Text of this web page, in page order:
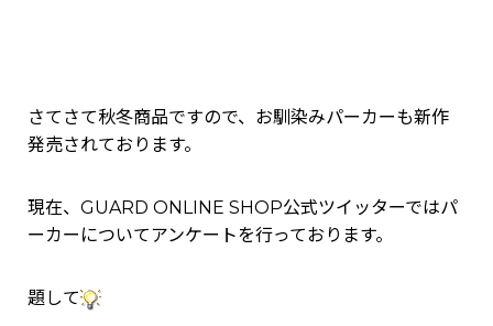
さてさて秋冬商品ですので、お馴染みパーカーも新作
発売されております。
現在、GUARD ONLINE SHOP公式ツイッターではパ
ーカーについてアンケートを行っております。
題して